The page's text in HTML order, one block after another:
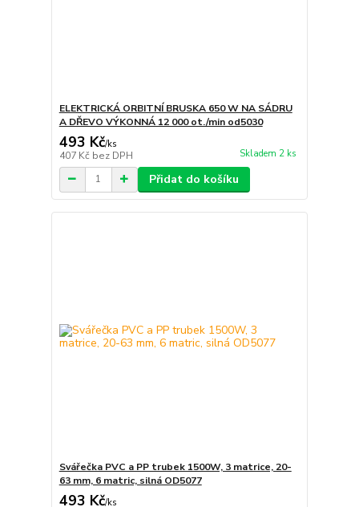
ELEKTRICKÁ ORBITNÍ BRUSKA 650 W NA SÁDRU
A DŘEVO VÝKONNÁ 12 000 ot./min od5030
493 Kč/ks
407 Kč bez DPH Skladem 2 ks
Přidat do košíku
Svářečka PVC a PP trubek 1500W, 3 matrice, 20-
63 mm, 6 matric, silná OD5077
493 Kč/ks